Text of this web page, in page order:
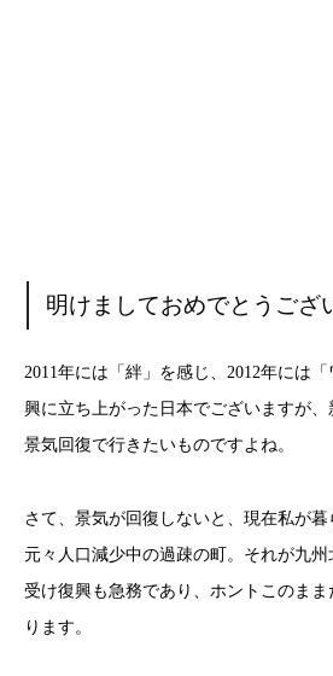
明けましておめでとうござ
2011年には「絆」を感じ、2012年には
興に立ち上がった日本でございますが
景気回復で行きたいものですよね。
さて、景気が回復しないと、現在私が暮
元々人口減少中の過疎の町。それが九
受け復興も急務であり、ホントこのま
ります。